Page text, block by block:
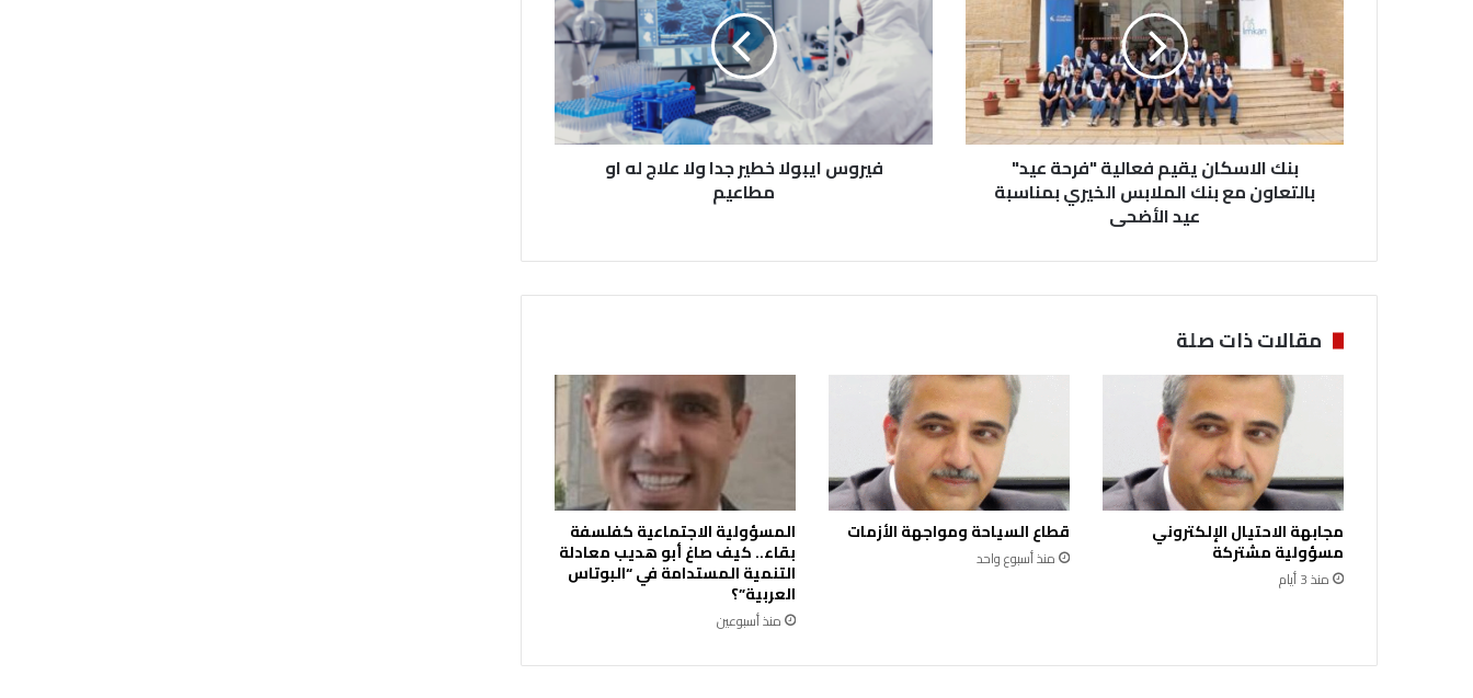
ا
س
ك
ا
م
ع
ا
ل
ي
ح
ة
ع
ي
د
ل
بنك الاسكان يقيم فعالية "فرحة عيد"
بالتعاون مع بنك الملابس الخيري بمناسبة
عيد الأضحى
س
ب
و
ي
ج
و
ل
ا
ع
ل
ا
ج
ل
ا
فيروس ايبولا خطير جدا ولا علاج له او
مطاعيم
مقالات ذات صلة
مجابهة الاحتيال الإلكتروني
مسؤولية مشتركة
منذ 3 أيام
قطاع السياحة ومواجهة الأزمات
منذ أسبوع واحد
المسؤولية الاجتماعية كفلسفة
بقاء.. كيف صاغ أبو هديب معادلة
التنمية المستدامة في “البوتاس
العربية”؟
منذ أسبوعين